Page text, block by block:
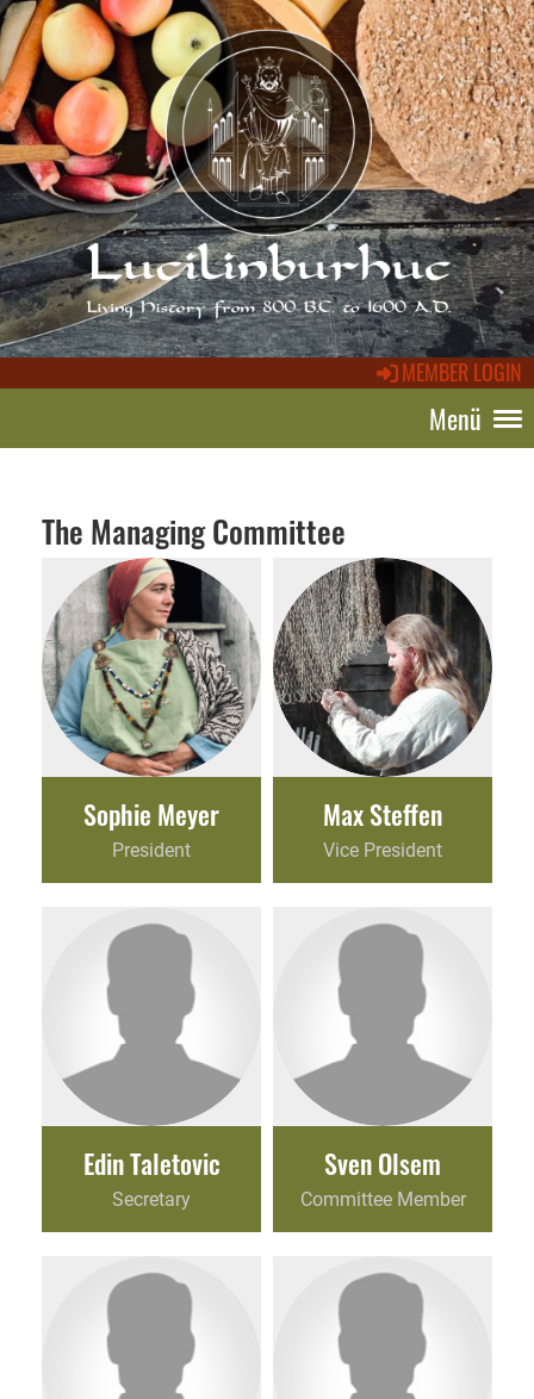
MEMBER LOGIN
Menü
The Managing Committee
Sophie Meyer
President
Max Steffen
Vice President
Edin Taletovic
Secretary
Sven Olsem
Committee Member